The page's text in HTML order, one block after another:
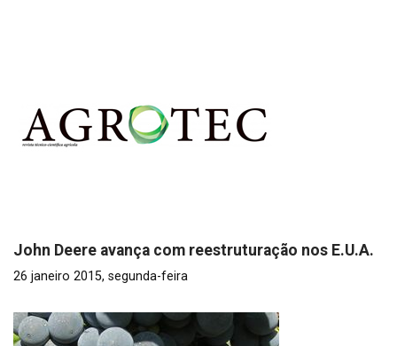
John Deere avança com reestruturação nos E.U.A.
26 janeiro 2015, segunda-feira